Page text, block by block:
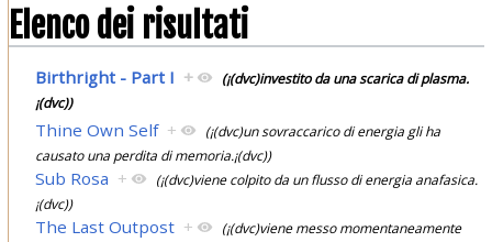
Elenco dei risultati
Birthright - Part I +
(¡(dvc)investito da una scarica di plasma.
¡(dvc))
Thine Own Self +
(¡(dvc)un sovraccarico di energia gli ha
causato una perdita di memoria.¡(dvc))
Sub Rosa +
(¡(dvc)viene colpito da un flusso di energia anafasica.
¡(dvc))
The Last Outpost +
(¡(dvc)viene messo momentaneamente